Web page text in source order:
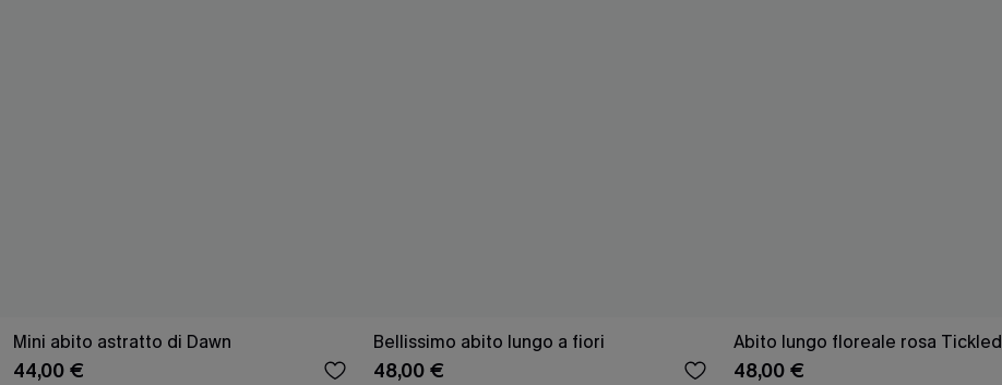
Mini abito astratto di Dawn
44,00 €
Bellissimo abito lungo a fiori
48,00 €
Abito lungo floreale rosa Tickled
48,00 €